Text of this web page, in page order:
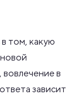
том, какую
в
зависит